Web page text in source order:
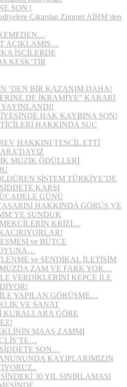
SON !
Çıkarılan Zimmet AİHM’den
AÇIKLAMIŞ…
İŞÇİLERDE
KESK’TİR
‘DEN BİR KAZANIM DAHA!
DE İKRAMİYE” KARARI
YAYINLANDI!
HAK KAYBINA SON!
HAKKINDA SUÇ
HAKKINI TESCİL ETTİ
MÜZİK ÖDÜLLERİ
SİSTEM TÜRKİYE’DE
KARŞI
GÜNÜ
HAKKINDA GÖRÜŞ VE
SUNDUK
KRİZİ…
ve BÜTÇE
ve SENDİKAL İLETİŞİM
ZAM VE FARK YOK…
VERDİKLERİNİ KEPÇE İLE
YAPILAN GÖRÜŞME…
VE SANAT
GÖRE
MAAŞ ZAMMI
SON…
KAYIPLARIMIZIN
30 YIL SINIRLAMASI